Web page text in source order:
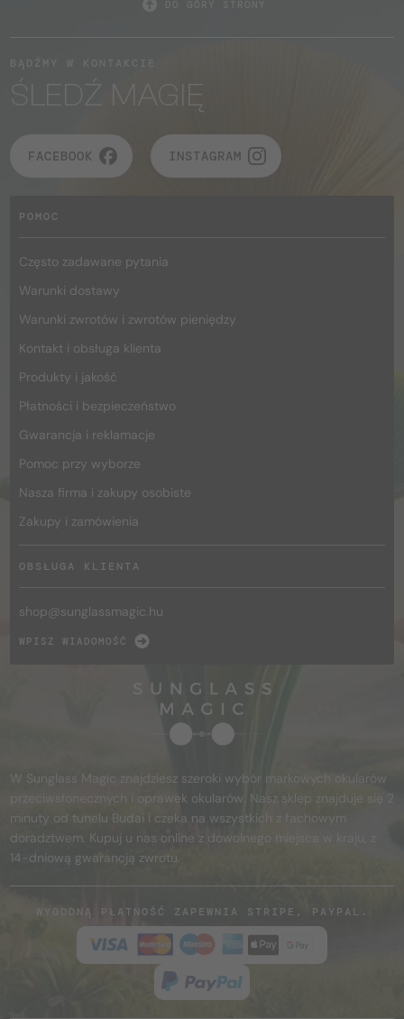
ŚLEDŹ MAGIĘ
FACEBOOK INSTAGRAM
POMOC
Często zadawane pytania
Warunki dostawy
Warunki zwrotów i zwrotów pieniędzy
Kontakt i obsługa klienta
Produkty i jakość
Płatności i bezpieczeństwo
Gwarancja i reklamacje
Pomoc przy wyborze
Nasza firma i zakupy osobiste
Zakupy i zamówienia
OBSŁUGA KLIENTA
shop@sunglassmagic.hu
WPISZ WIADOMOŚĆ
W Sunglass Magic znajdziesz szeroki wybór markowych okularów
przeciwsłonecznych i oprawek okularów. Nasz sklep znajduje się 2
minuty od tunelu Budai i czeka na wszystkich z fachowym
doradztwem. Kupuj u nas online z dowolnego miejsca w kraju, z
14-dniową gwarancją zwrotu.
WYGODNĄ PŁATNOŚĆ ZAPEWNIA STRIPE, PAYPAL.